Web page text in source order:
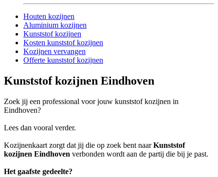
Houten kozijnen
Aluminium kozijnen
Kunststof kozijnen
Kosten kunststof kozijnen
Kozijnen vervangen
Offerte kunststof kozijnen
Kunststof kozijnen Eindhoven
Zoek jij een professional voor jouw kunststof kozijnen in
Eindhoven?
Lees dan vooral verder.
Kozijnenkaart zorgt dat jij die op zoek bent naarKunststof
kozijnen Eindhoven verbonden wordt aan de partij die bij je past.
Het gaafste gedeelte?